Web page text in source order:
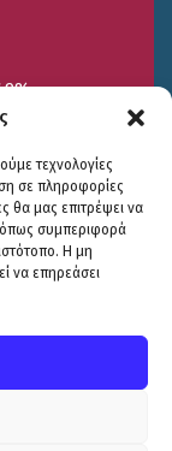
τεχνολογίες
σε πληροφορίες
θα μας επιτρέψει να
συμπεριφορά
Η μη
να επηρεάσει
27/7
20.94oC